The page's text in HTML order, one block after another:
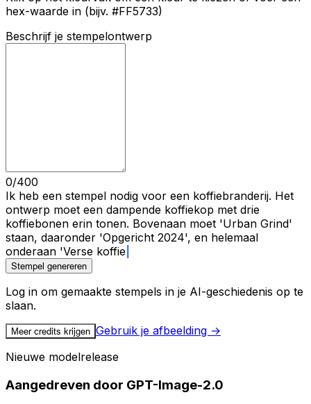
hex-waarde in (bijv. #FF5733)
Beschrijf je stempelontwerp
0/400
Ik heb een stempel nodig voor een koffiebranderij. Het
ontwerp moet een dampende koffiekop met drie
koffiebonen erin tonen. Bovenaan moet 'Urban Grind'
staan, daaronder 'Opgericht 2024', en helemaal
onderaan 'Verse koffie'.
Stempel genereren
Log in om gemaakte stempels in je AI-geschiedenis op te
slaan.
Meer credits krijgen Gebruik je afbeelding →
Nieuwe modelrelease
Aangedreven door GPT-Image-2.0